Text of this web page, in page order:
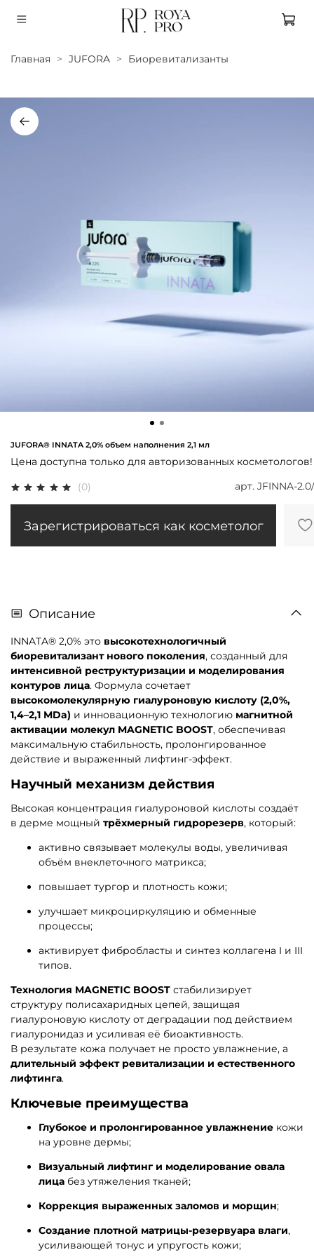
Главная JUFORA Биоревитализанты
(0) арт. JFINNA-2.0/
JUFORA® INNATA 2,0% объем наполнения 2,1 мл
Цена доступна только для авторизованных косметологов!
Зарегистрироваться как косметолог
Описание
INNATA® 2,0% это высокотехнологичный
биоревитализант нового поколения, созданный для
интенсивной реструктуризации и моделирования
контуров лица. Формула сочетает
высокомолекулярную гиалуроновую кислоту (2,0%,
1,4–2,1 MDa) и инновационную технологию магнитной
активации молекул MAGNETIC BOOST, обеспечивая
максимальную стабильность, пролонгированное
действие и выраженный лифтинг-эффект.
Научный механизм действия
Высокая концентрация гиалуроновой кислоты создаёт
в дерме мощный трёхмерный гидрорезерв, который:
активно связывает молекулы воды, увеличивая
объём внеклеточного матрикса;
повышает тургор и плотность кожи;
улучшает микроциркуляцию и обменные
процессы;
активирует фибробласты и синтез коллагена I и III
типов.
Технология MAGNETIC BOOST стабилизирует
структуру полисахаридных цепей, защищая
гиалуроновую кислоту от деградации под действием
гиалуронидаз и усиливая её биоактивность.
В результате кожа получает не просто увлажнение, а
длительный эффект ревитализации и естественного
лифтинга.
Ключевые преимущества
Глубокое и пролонгированное увлажнение кожи
на уровне дермы;
Визуальный лифтинг и моделирование овала
лица без утяжеления тканей;
Коррекция выраженных заломов и морщин;
Создание плотной матрицы-резервуара влаги,
усиливающей тонус и упругость кожи;